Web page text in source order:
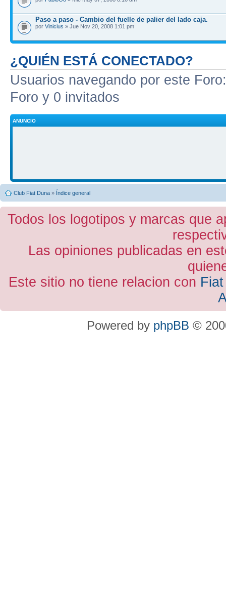
Paso a paso - Cambio del fuelle de palier del lado caja.
por Vinicius » Jue Nov 20, 2008 1:01 pm
¿QUIÉN ESTÁ CONECTADO?
Usuarios navegando por este
Foro y 0 invitados
ANUNCIO
Club Fiat Duna » Índice general
Todos los logotipos y marcas que
Las opiniones publicadas en
Este sitio no tiene relacion con
Powered by phpBB ©